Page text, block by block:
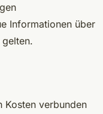
Informationen über
Kosten verbunden